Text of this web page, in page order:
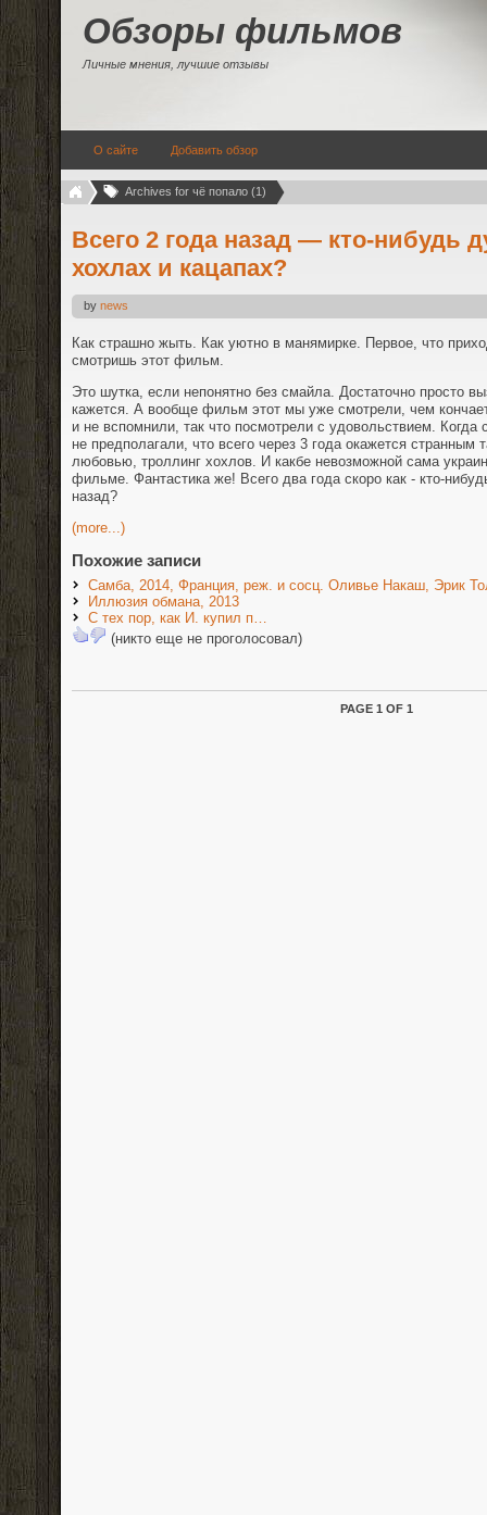
Обзоры фильмов
Личные мнения, лучшие отзывы
О сайте Добавить обзор
Archives for чё попало (1)
Всего 2 года назад — кто-нибудь
хохлах и кацапах?
by news
Как страшно жыть. Как уютно в манямирке. Первое, что
смотришь этот фильм.
Это шутка, если непонятно без смайла. Достаточно просто
кажется. А вообще фильм этот мы уже смотрели, чем
и не вспомнили, так что посмотрели с удовольствием.
не предполагали, что всего через 3 года окажется странным
любовью, троллинг хохлов. И какбе невозможной сама
фильме. Фантастика же! Всего два года скоро как - кто-
назад?
(more...)
Похожие записи
Самба, 2014, Франция, реж. и сосц. Оливье Накаш, Эрик
Иллюзия обмана, 2013
С тех пор, как И. купил п…
(никто еще не проголосовал)
PAGE 1 OF 1